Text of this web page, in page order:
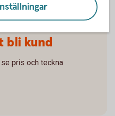
bli kund
pris och teckna